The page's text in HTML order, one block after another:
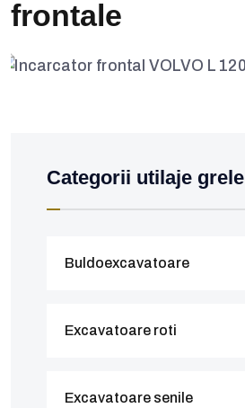
frontale
Incarcatoare frontale
Categorii utilaje grele
Buldoexcavatoare
Excavatoare roti
Excavatoare senile